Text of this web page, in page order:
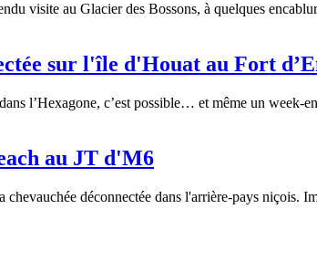
visite au Glacier des Bossons, à quelques
sur l'île d'Houat au Fort
l’Hexagone, c’est possible… et même un week-
au JT d'M6
déconnectée dans l'arrière-pays niçois.